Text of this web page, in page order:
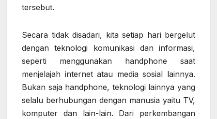
tersebut.
Secara tidak disadari, kita setiap hari bergelut
dengan teknologi komunikasi dan informasi,
seperti menggunakan handphone saat
menjelajah internet atau media sosial lainnya.
Bukan saja handphone, teknologi lainnya yang
selalu berhubungan dengan manusia yaitu TV,
komputer dan lain-lain. Dari perkembangan